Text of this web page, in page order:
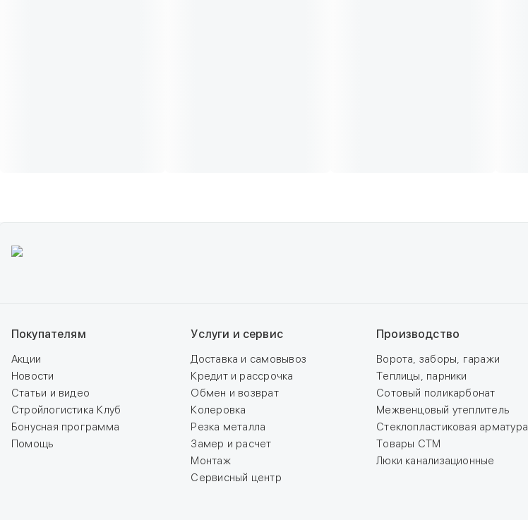
Покупателям
Акции
Новости
Статьи и видео
Стройлогистика Клуб
Бонусная программа
Помощь
Услуги и сервис
Доставка и самовывоз
Кредит и рассрочка
Обмен и возврат
Колеровка
Резка металла
Замер и расчет
Монтаж
Сервисный центр
Производство
Ворота, заборы, гаражи
Теплицы, парники
Сотовый поликарбонат
Межвенцовый утеплитель
Стеклопластиковая арматура
Товары СТМ
Люки канализационные